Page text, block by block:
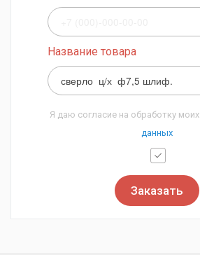
Название товара
Я даю согласие на обработку моих
данных
Заказать